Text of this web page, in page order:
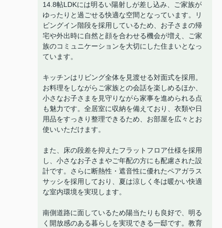
14.8帖LDKには明るい陽射しが差し込み、ご家族が
ゆったりと過ごせる快適な空間となっています。リ
ビングイン階段を採用しているため、お子さまの帰
宅や外出時に自然と顔を合わせる機会が増え、ご家
族のコミュニケーションを大切にした住まいとなっ
ています。
キッチンはリビング全体を見渡せる対面式を採用。
お料理をしながらご家族との会話を楽しめるほか、
小さなお子さまを見守りながら家事を進められる点
も魅力です。全居室に収納を備えており、衣類や日
用品をすっきり整理できるため、お部屋を広々とお
使いいただけます。
また、床の段差を抑えたフラットフロア仕様を採用
し、小さなお子さまやご年配の方にも配慮された設
計です。さらに断熱性・遮音性に優れたペアガラス
サッシを採用しており、夏は涼しく冬は暖かい快適
な室内環境を実現します。
南側道路に面しているため陽当たりも良好で、明る
く開放感のある暮らしを実現できる一邸です。教育